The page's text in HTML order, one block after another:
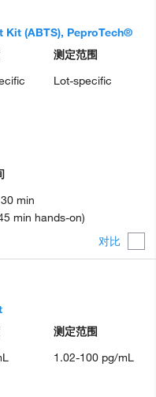
对比
Kit (ABTS), PeproTech®
测定范围
Lot-specific
min
min hands-on)
测定范围
1.02-100 pg/mL